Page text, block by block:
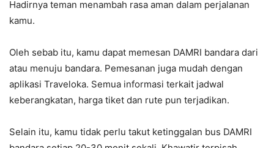
Hadirnya teman menambah rasa aman dalam perjalanan
kamu.
Oleh sebab itu, kamu dapat memesan DAMRI bandara dari
atau menuju bandara. Pemesanan juga mudah dengan
aplikasi Traveloka. Semua informasi terkait jadwal
keberangkatan, harga tiket dan rute pun terjadikan.
Selain itu, kamu tidak perlu takut ketinggalan bus DAMRI